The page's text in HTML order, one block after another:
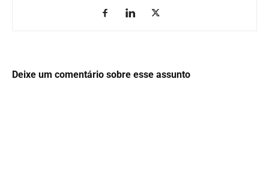
Deixe um comentário sobre esse assunto